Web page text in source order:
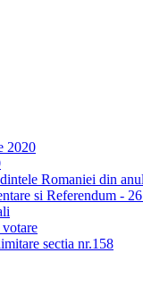
2020
Romaniei din
si Referendum -
sectia nr.158